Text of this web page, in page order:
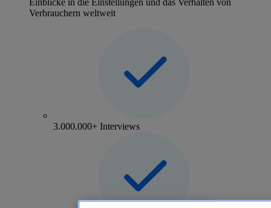
Verbrauchern weltweit
3.000.000+ Interviews